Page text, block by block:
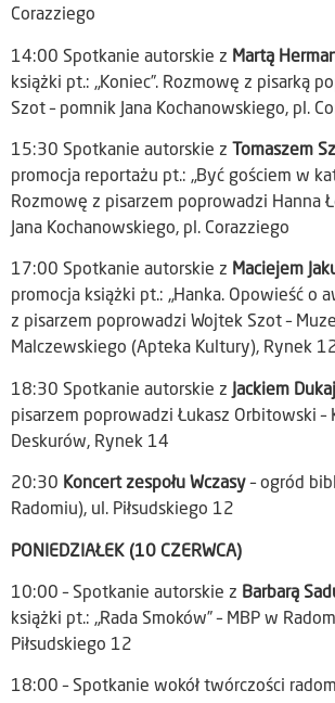
Corazziego
14:00 Spotkanie autorskie z Martą
książki pt.: „Koniec”. Rozmowę z pisarką
Szot – pomnik Jana Kochanowskiego, pl.
15:30 Spotkanie autorskie z Tomaszem
promocja reportażu pt.: „Być gościem w
Rozmowę z pisarzem poprowadzi Hanna
Jana Kochanowskiego, pl. Corazziego
17:00 Spotkanie autorskie z Maciejem
promocja książki pt.: „Hanka. Opowieść o
z pisarzem poprowadzi Wojtek Szot –
Malczewskiego (Apteka Kultury), Rynek
18:30 Spotkanie autorskie z Jackiem
pisarzem poprowadzi Łukasz Orbitowski –
Deskurów, Rynek 14
20:30 Koncert zespołu Wczasy– ogród
Radomiu), ul. Piłsudskiego 12
PONIEDZIAŁEK (10 CZERWCA)
10:00 – Spotkanie autorskie z Barbarą
książki pt.: „Rada Smoków” – MBP w
Piłsudskiego 12
18:00 – Spotkanie wokół twórczości